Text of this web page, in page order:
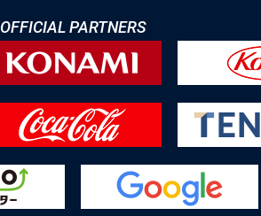
OFFICIAL PARTNERS